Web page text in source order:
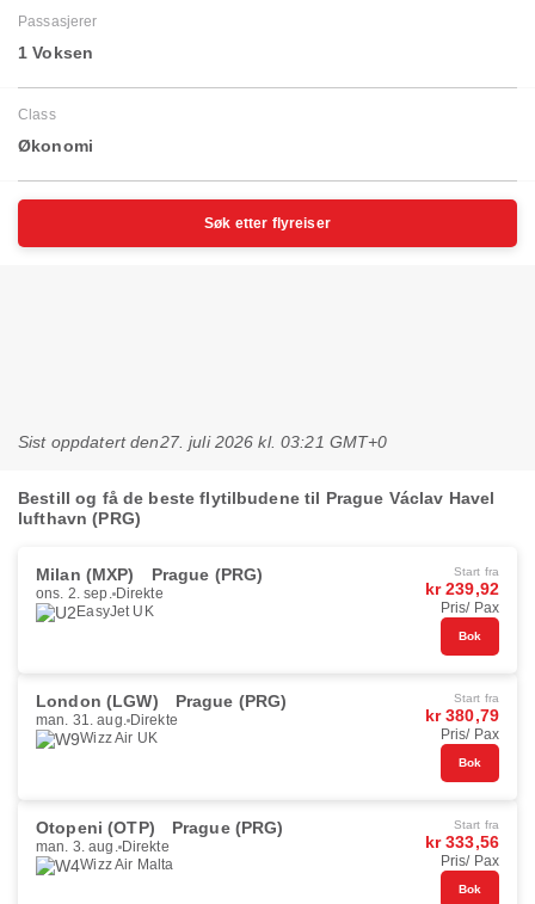
Passasjerer
1 Voksen
Class
Økonomi
Søk etter flyreiser
Sist oppdatert den27. juli 2026 kl. 03:21 GMT+0
Bestill og få de beste flytilbudene til Prague Václav Havel
lufthavn (PRG)
Milan (MXP) Prague (PRG)
ons. 2. sep. Direkte
EasyJet UK
Start fra
kr 239,92
Pris/ Pax
Bok
London (LGW) Prague (PRG)
man. 31. aug. Direkte
Wizz Air UK
Start fra
kr 380,79
Pris/ Pax
Bok
Otopeni (OTP) Prague (PRG)
man. 3. aug. Direkte
Wizz Air Malta
Start fra
kr 333,56
Pris/ Pax
Bok